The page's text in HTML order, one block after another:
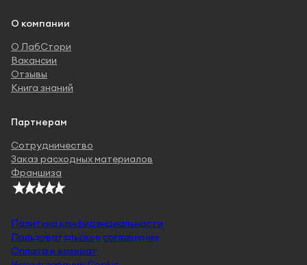
О компании
О ЛабСтори
Вакансии
Отзывы
Книга знаний
Партнерам
Сотрудничество
Заказ расходных материалов
Франшиза
Политика конфиденциальности
Пользовательское соглашение
Оплата и возврат